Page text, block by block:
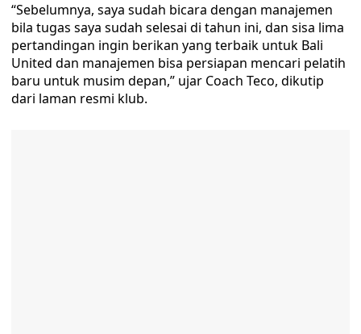
“Sebelumnya, saya sudah bicara dengan manajemen
bila tugas saya sudah selesai di tahun ini, dan sisa lima
pertandingan ingin berikan yang terbaik untuk Bali
United dan manajemen bisa persiapan mencari pelatih
baru untuk musim depan,” ujar Coach Teco, dikutip
dari laman resmi klub.